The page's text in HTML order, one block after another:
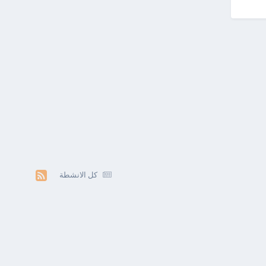
كل الانشطة